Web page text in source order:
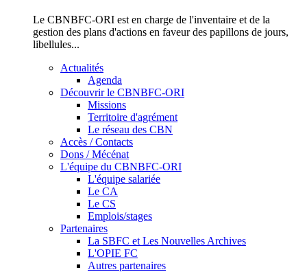
Le CBNBFC-ORI est en charge de l'inventaire et de la
gestion des plans d'actions en faveur des papillons de jours,
libellules...
Actualités
Agenda
Découvrir le CBNBFC-ORI
Missions
Territoire d'agrément
Le réseau des CBN
Accès / Contacts
Dons / Mécénat
L'équipe du CBNBFC-ORI
L'équipe salariée
Le CA
Le CS
Emplois/stages
Partenaires
La SBFC et Les Nouvelles Archives
L'OPIE FC
Autres partenaires